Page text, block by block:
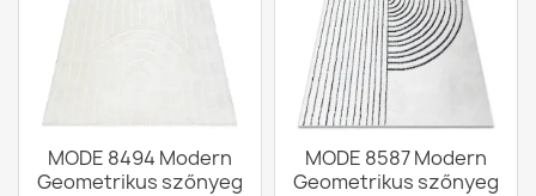
MODE 8494 Modern
Geometrikus szőnyeg
MODE 8587 Modern
Geometrikus szőnyeg